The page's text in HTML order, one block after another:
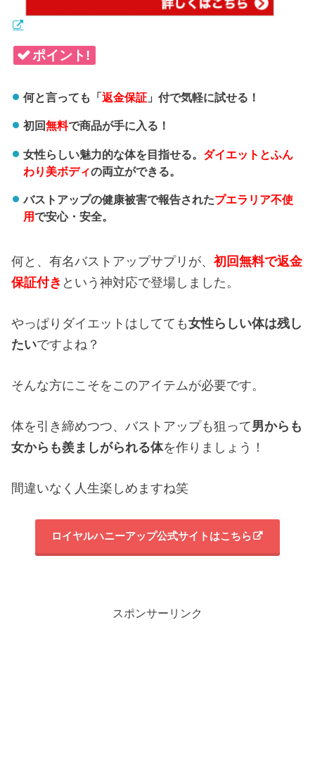
ポイント!
何と言っても「返金保証」付で気軽に試せる！
初回無料で商品が手に入る！
女性らしい魅力的な体を目指せる。 ダイエットとふん
わり美ボディの両立ができる。
バストアップの健康被害で報告されたプエラリア不使
用で安心・安全。
何と、有名バストアップサプリが、初回無料で返金
保証付き という神対応で登場しました。
やっぱりダイエットはしてても女性らしい体は残し
たいですよね？
そんな方にこそをこのアイテムが必要です。
体を引き締めつつ、バストアップも狙って男からも
女からも羨ましがられる体を作りましょう！
間違いなく人生楽しめますね笑
ロイヤルハニーアップ公式サイトはこちら
スポンサーリンク